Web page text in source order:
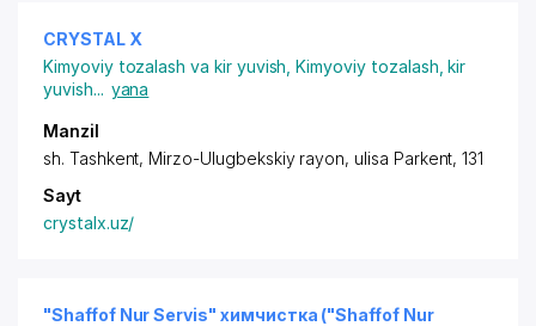
CRYSTAL X
Kimyoviy tozalash va kir yuvish ,Kimyoviy tozalash, kir
yuvish... yana
Manzil
sh. Tashkent, Mirzo-Ulugbekskiy rayon, ulisa Parkent, 131
Sayt
crystalx.uz/
"Shaffof Nur Servis" химчистка ("Shaffof Nur